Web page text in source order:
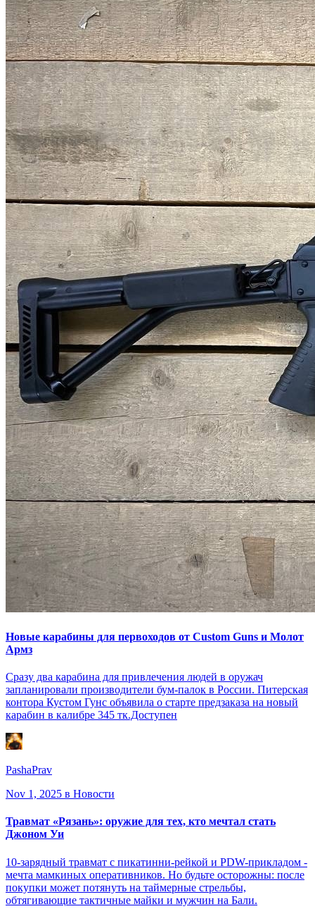
Новые карабины для первоходов от Custom Guns и Молот
Армз
Сразу два карабина для привлечения людей в оружач
запланировали производители бум-палок в России. Питерская
контора Кустом Гунс объявила о старте предзаказа на новый
карабин в калибре 345 тк.Доступен
PashaPrav
Nov 1, 2025 в Новости
Травмат «Рязань»: оружие для тех, кто мечтал стать
Джоном Уи
10-зарядный травмат с пикатинни-рейкой и PDW-прикладом -
мечта мамкиных оперативников. Но будьте осторожны: после
покупки может потянуть на таймерные стрельбы,
обтягивающие тактичные майки и мужчин на Бали.